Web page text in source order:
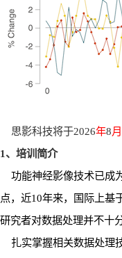
思影科技将于2026年8月
1、培训简介
功能神经影像技术已成
点，近10年来，国际上基
研究者对数据处理并不十
扎实掌握相关数据处理